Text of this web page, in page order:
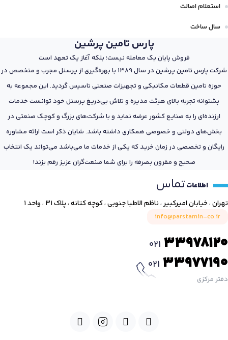
استعلام اصالت
سال ساخت
پارس تامین پرشین
فروش پایان یک معامله نیست؛ بلکه آغاز یک تعهد است
شرکت پارس تامین پرشین در سال 1389 با بهره‌گیری از پرسنل مجرب و متخصص در
حوزه تامین قطعات مکانیکی و تجهیزات صنعتی تاسیس گردید. این مجموعه به
پشتوانه تجربه بالای هیئت مدیره و تلاش بی‌دریغ پرسنل خود توانست خدمات
ارزنده‌ای را به صنایع کشور عرضه نماید و با شرکت‌های بزرگ و کوچک صنعتی در
بخش‌های دولتی و خصوصی همکاری داشته باشد. شایان ذکر است ارائه مشاوره
رایگان و تخصصی در زمان خرید که یکی از خدمات ما می‌باشد می‌تواند یک انتخاب
صحیح و مقرون بصرفه را برای شما صنعت‌گران عزیز رقم بزند!
اطلاعاتتماس
تهران ، خیابان امیرکبیر ، ناظم الاطبا جنوبی ، کوچه کتانه ، پلاک ۳۱ ، واحد ۱
info@parstamin-co.ir
021 33978120
021 33977190
دفتر مرکزی